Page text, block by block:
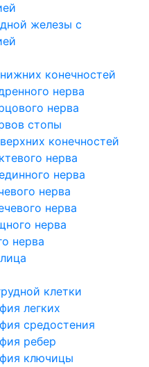
железы с
конечностей
нерва
нерва
стопы
конечностей
нерва
нерва
нерва
нерва
нерва
нерва
клетки
легких
средостения
ребер
ключицы